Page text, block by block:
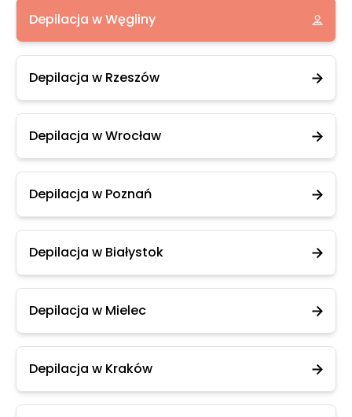
Depilacja w Węgliny
Depilacja w Rzeszów
Depilacja w Wrocław
Depilacja w Poznań
Depilacja w Białystok
Depilacja w Mielec
Depilacja w Kraków